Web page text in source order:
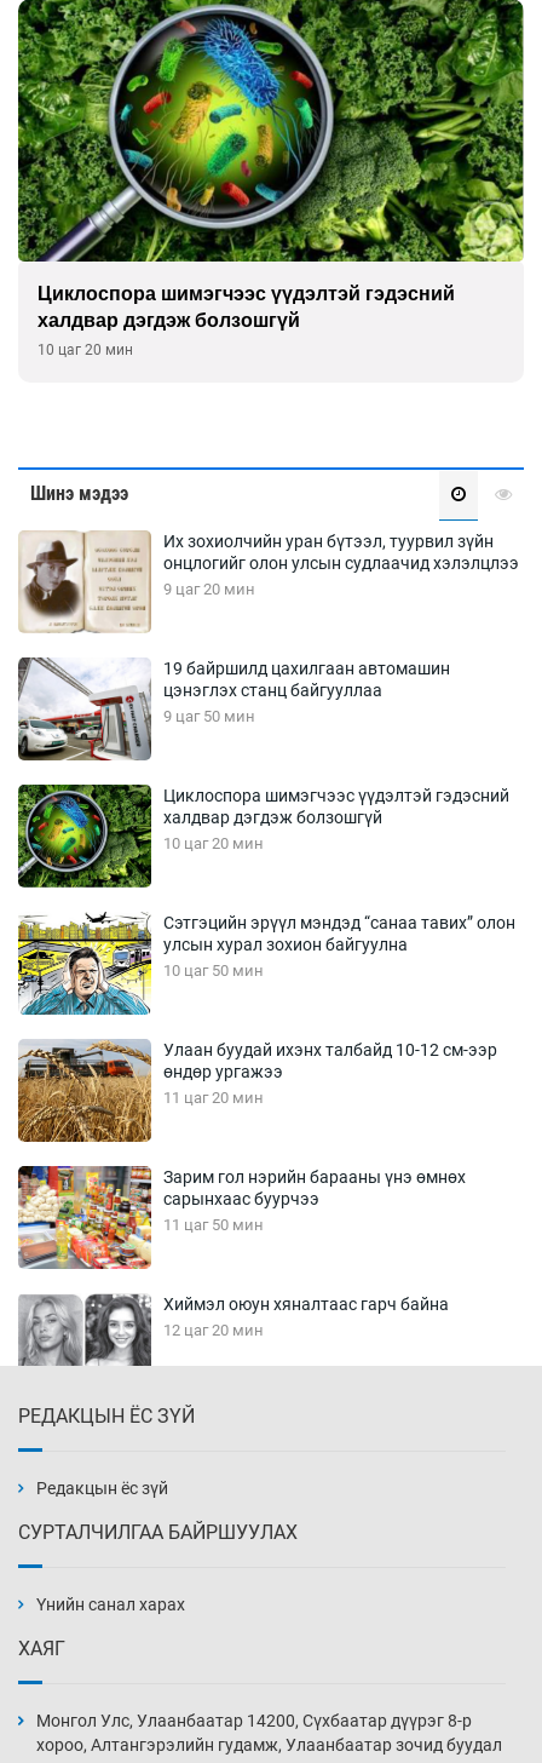
Циклоспора шимэгчээс үүдэлтэй гэдэсний
халдвар дэгдэж болзошгүй
10 цаг 20 мин
Шинэ мэдээ
Их зохиолчийн уран бүтээл, туурвил зүйн
онцлогийг олон улсын судлаачид хэлэлцлээ
9 цаг 20 мин
19 байршилд цахилгаан автомашин
цэнэглэх станц байгууллаа
9 цаг 50 мин
Циклоспора шимэгчээс үүдэлтэй гэдэсний
халдвар дэгдэж болзошгүй
10 цаг 20 мин
Сэтгэцийн эрүүл мэндэд “санаа тавих” олон
улсын хурал зохион байгуулна
10 цаг 50 мин
Улаан буудай ихэнх талбайд 10-12 см-ээр
өндөр ургажээ
11 цаг 20 мин
Зарим гол нэрийн барааны үнэ өмнөх
сарынхаас буурчээ
11 цаг 50 мин
Хиймэл оюун хяналтаас гарч байна
12 цаг 20 мин
12 цаг 50 мин
нэмэгджээ
13 цаг 20 мин
РЕДАКЦЫН ЁС ЗҮЙ
Редакцын ёс зүй
СУРТАЛЧИЛГАА БАЙРШУУЛАХ
Үнийн санал харах
ХАЯГ
Монгол Улс, Улаанбаатар 14200, Сүхбаатар дүүрэг 8-р
хороо, Алтангэрэлийн гудамж, Улаанбаатар зочид буудал